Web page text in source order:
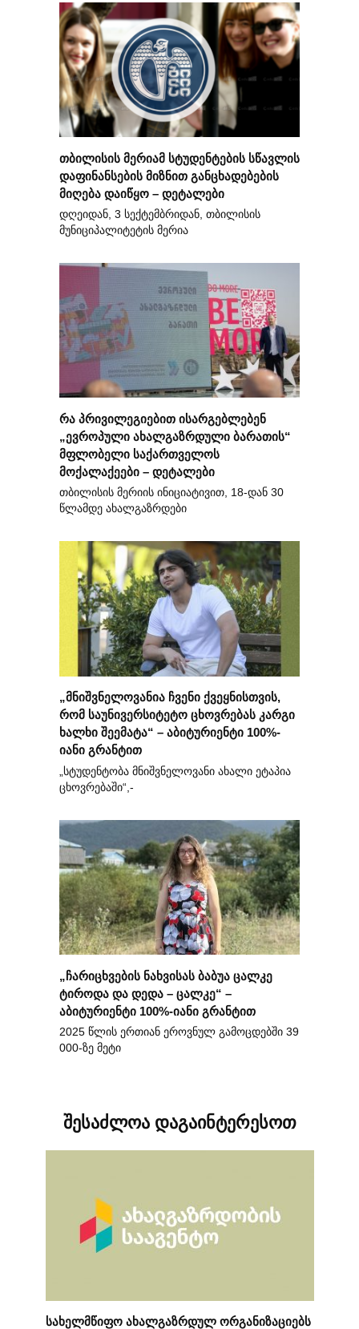
თბილისის მერიამ სტუდენტების სწავლის
დაფინანსების მიზნით განცხადებების
მიღება დაიწყო – დეტალები
დღეიდან, 3 სექტემბრიდან, თბილისის
მუნიციპალიტეტის მერია
რა პრივილეგიებით ისარგებლებენ
„ევროპული ახალგაზრდული ბარათის“
მფლობელი საქართველოს
მოქალაქეები – დეტალები
თბილისის მერიის ინიციატივით, 18-დან 30
წლამდე ახალგაზრდები
„მნიშვნელოვანია ჩვენი ქვეყნისთვის,
რომ საუნივერსიტეტო ცხოვრებას კარგი
ხალხი შეემატა“ – აბიტურიენტი 100%-
იანი გრანტით
„სტუდენტობა მნიშვნელოვანი ახალი ეტაპია
ცხოვრებაში“,-
„ჩარიცხვების ნახვისას ბაბუა ცალკე
ტიროდა და დედა – ცალკე“ –
აბიტურიენტი 100%-იანი გრანტით
2025 წლის ერთიან ეროვნულ გამოცდებში 39
000-ზე მეტი
შესაძლოა დაგაინტერესოთ
სახელმწიფო ახალგაზრდულ ორგანიზაციებს